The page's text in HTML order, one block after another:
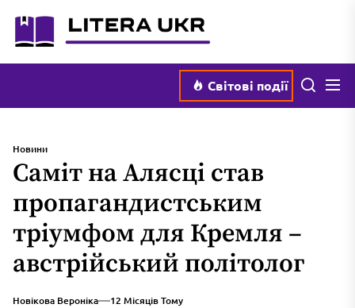
вмісту
Світові події Пошук
Новини
Саміт на Алясці став
пропагандистським
тріумфом для Кремля –
австрійський політолог
Новікова Вероніка 12 Місяців Тому